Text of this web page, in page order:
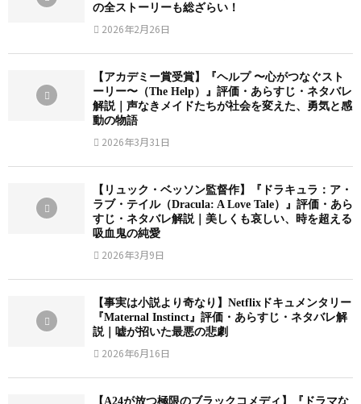
の全ストーリーも総ざらい！
2026年2月26日
【アカデミー賞受賞】『ヘルプ 〜心がつなぐスト
ーリー〜（The Help）』評価・あらすじ・ネタバレ
解説｜声なきメイドたちが社会を変えた、勇気と感
動の物語
2026年3月31日
【リュック・ベッソン監督作】『ドラキュラ：ア・
ラブ・テイル（Dracula: A Love Tale）』評価・あら
すじ・ネタバレ解説｜美しくも哀しい、時を超える
吸血鬼の純愛
2026年3月9日
【事実は小説より奇なり】Netflixドキュメンタリー
『Maternal Instinct』評価・あらすじ・ネタバレ解
説｜嘘が招いた最悪の悲劇
2026年6月16日
【A24が放つ極限のブラックコメディ】『ドラマな